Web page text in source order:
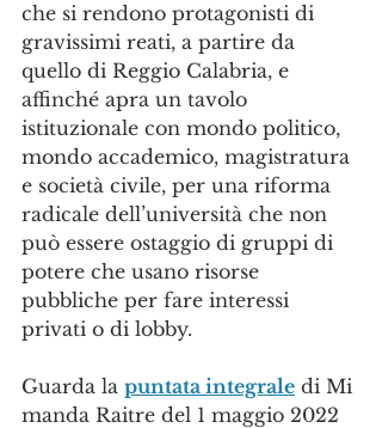
che si rendono protagonisti di
gravissimi reati, a partire da
quello di Reggio Calabria, e
affinché apra un tavolo
istituzionale con mondo politico,
mondo accademico, magistratura
e società civile, per una riforma
radicale dell’università che non
può essere ostaggio di gruppi di
potere che usano risorse
pubbliche per fare interessi
privati o di lobby.
Guarda la puntata integrale di Mi
manda Raitre del 1 maggio 2022